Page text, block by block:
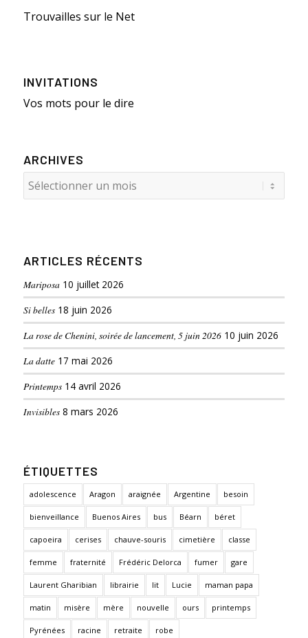
Trouvailles sur le Net
INVITATIONS
Vos mots pour le dire
ARCHIVES
ARTICLES RÉCENTS
Mariposa 10 juillet 2026
Si belles 18 juin 2026
La rose de Chenini, soirée de lancement, 5 juin 2026 10 juin 2026
La datte 17 mai 2026
Printemps 14 avril 2026
Invisibles 8 mars 2026
ÉTIQUETTES
adolescence Aragon araignée Argentine besoin
bienveillance Buenos Aires bus Béarn béret
capoeira cerises chauve-souris cimetière classe
femme fraternité Frédéric Delorca fumer gare
Laurent Gharibian librairie lit Lucie maman papa
matin misère mère nouvelle ours printemps
Pyrénées racine retraite robe